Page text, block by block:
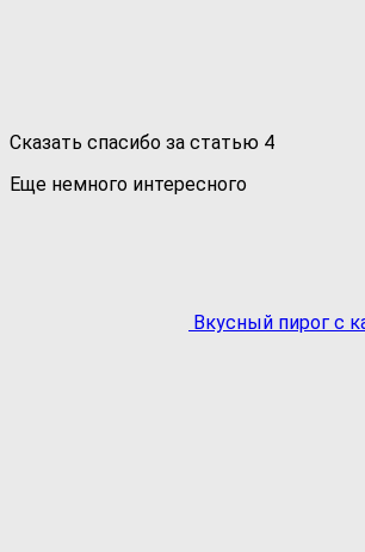
Сказать спасибо за статью 4
Еще немного интересного
Вкусный пирог с